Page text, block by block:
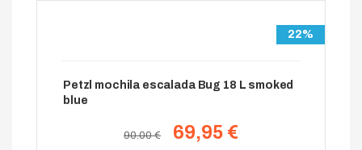
22%
Petzl mochila escalada Bug 18 L smoked
blue
90.00 € 69,95 €